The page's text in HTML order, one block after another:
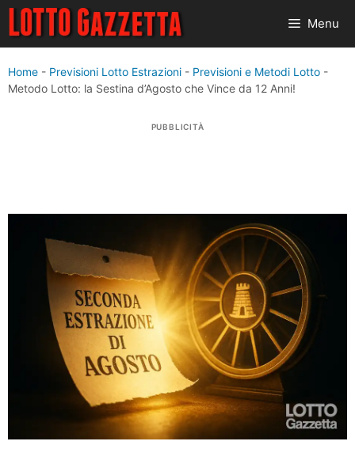
Vai
contenuto
Menu
Home - Previsioni Lotto Estrazioni - Previsioni e Metodi Lotto -
Metodo Lotto: la Sestina d’Agosto che Vince da 12 Anni!
PUBBLICITÀ